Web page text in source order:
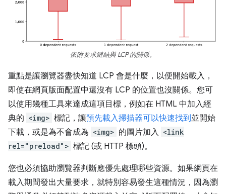
依附要求鏈結與 LCP 的關係。
重點是讓瀏覽器盡快知道 LCP 會是什麼，以便開始載入，
即使在網頁版面配置中還沒有 LCP 的位置也沒關係。您可
以使用幾種工具來達成這項目標，例如在 HTML 中加入經
典的 <img> 標記，讓預先載入掃描器可以快速找到並開始
下載，或是為不會成為 <img> 的圖片加入 <link
rel="preload"> 標記 (或 HTTP 標頭)。
您也必須協助瀏覽器判斷應優先處理哪些資源。如果網頁在
載入期間發出大量要求，就特別容易發生這種情況，因為瀏